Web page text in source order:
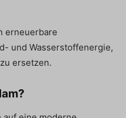
erneuerbare
und Wasserstoffenergie,
ersetzen.